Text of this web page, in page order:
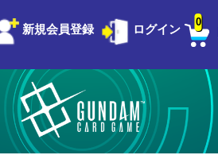
新規会員登録 ログイン
0